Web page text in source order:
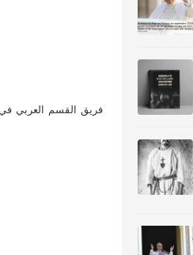
فريق القسم العربي